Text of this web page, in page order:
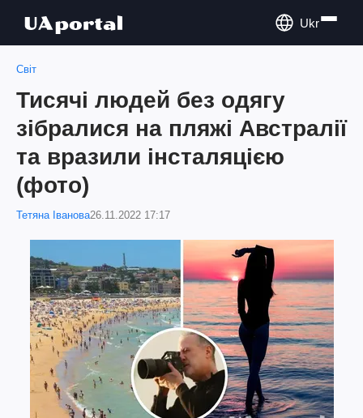
Ukr
Світ
Тисячі людей без одягу
зібралися на пляжі Австралії
та вразили інсталяцією
(фото)
Тетяна Іванова26.11.2022 17:17